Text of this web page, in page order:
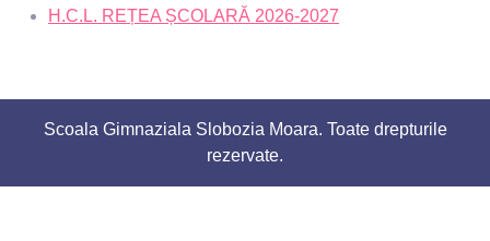
H.C.L. REȚEA ȘCOLARĂ 2026-2027
Scoala Gimnaziala Slobozia Moara. Toate drepturile
rezervate.